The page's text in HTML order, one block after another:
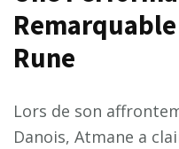
Rune
Lors de son
Danois, Atmane a